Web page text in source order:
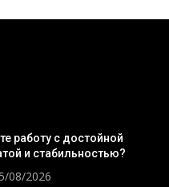
работу с достойной
и стабильностью?
08/2026